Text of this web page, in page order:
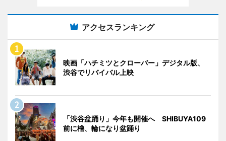
アクセスランキング
映画「ハチミツとクローバー」デジタル版、
渋谷でリバイバル上映
「渋谷盆踊り」今年も開催へ SHIBUYA109
前に櫓、輪になり盆踊り